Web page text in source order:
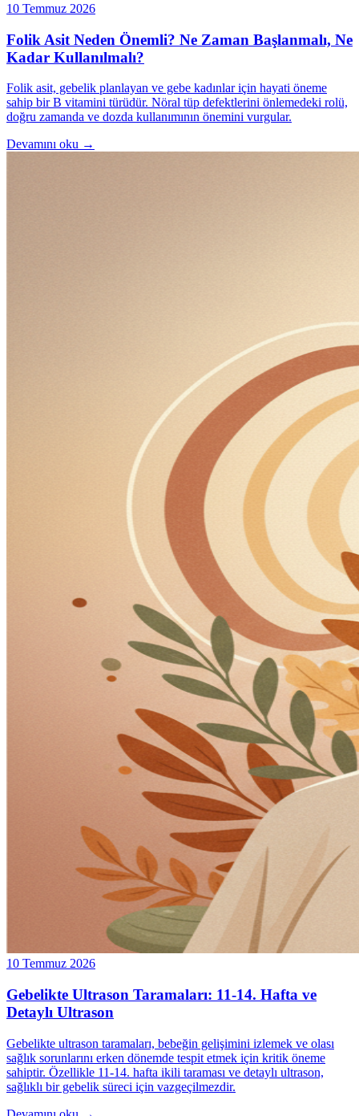
10 Temmuz 2026
Folik Asit Neden Önemli? Ne Zaman Başlanmalı, Ne
Kadar Kullanılmalı?
Folik asit, gebelik planlayan ve gebe kadınlar için hayati öneme
sahip bir B vitamini türüdür. Nöral tüp defektlerini önlemedeki rolü,
doğru zamanda ve dozda kullanımının önemini vurgular.
Devamını oku →
10 Temmuz 2026
Gebelikte Ultrason Taramaları: 11-14. Hafta ve
Detaylı Ultrason
Gebelikte ultrason taramaları, bebeğin gelişimini izlemek ve olası
sağlık sorunlarını erken dönemde tespit etmek için kritik öneme
sahiptir. Özellikle 11-14. hafta ikili taraması ve detaylı ultrason,
sağlıklı bir gebelik süreci için vazgeçilmezdir.